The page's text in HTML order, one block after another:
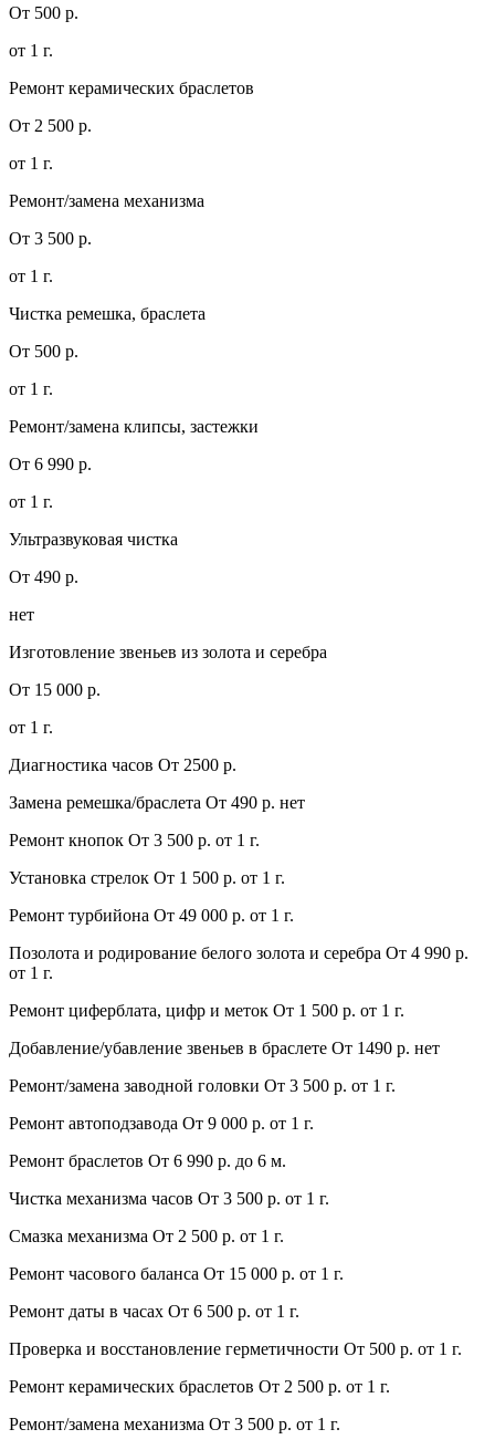
От 500 р.
от 1 г.
Ремонт керамических браслетов
От 2 500 р.
от 1 г.
Ремонт/замена механизма
От 3 500 р.
от 1 г.
Чистка ремешка, браслета
От 500 р.
от 1 г.
Ремонт/замена клипсы, застежки
От 6 990 р.
от 1 г.
Ультразвуковая чистка
От 490 р.
нет
Изготовление звеньев из золота и серебра
От 15 000 р.
от 1 г.
Диагностика часов От 2500 р.
Замена ремешка/браслета От 490 р. нет
Ремонт кнопок От 3 500 р. от 1 г.
Установка стрелок От 1 500 р. от 1 г.
Ремонт турбийона От 49 000 р. от 1 г.
Позолота и родирование белого золота и серебра От 4 990 р.
от 1 г.
Ремонт циферблата, цифр и меток От 1 500 р. от 1 г.
Добавление/убавление звеньев в браслете От 1490 р. нет
Ремонт/замена заводной головки От 3 500 р. от 1 г.
Ремонт автоподзавода От 9 000 р. от 1 г.
Ремонт браслетов От 6 990 р. до 6 м.
Чистка механизма часов От 3 500 р. от 1 г.
Смазка механизма От 2 500 р. от 1 г.
Ремонт часового баланса От 15 000 р. от 1 г.
Ремонт даты в часах От 6 500 р. от 1 г.
Проверка и восстановление герметичности От 500 р. от 1 г.
Ремонт керамических браслетов От 2 500 р. от 1 г.
Ремонт/замена механизма От 3 500 р. от 1 г.